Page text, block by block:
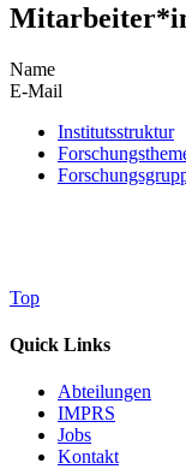
Name
E-Mail
Institutsstruktur
Top
Quick Links
Abteilungen
IMPRS
Jobs
Kontakt